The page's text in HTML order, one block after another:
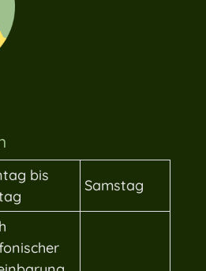
bis
Samstag